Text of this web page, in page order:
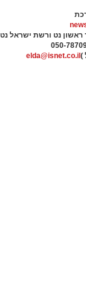
נט ורשת ישראל נט
050-
)
elda@isnet.co.il